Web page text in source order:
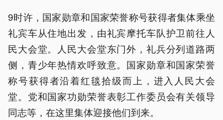
9时许，国家勋章和国家荣誉称号获得者集体乘坐
礼宾车从住地出发，由礼宾摩托车队护卫前往人
民大会堂。人民大会堂东门外，礼兵分列道路两
侧，青少年热情欢呼致意。国家勋章和国家荣誉
称号获得者沿着红毯拾级而上，进入人民大会
堂。党和国家功勋荣誉表彰工作委员会有关领导
同志等，在这里集体迎接他们到来。